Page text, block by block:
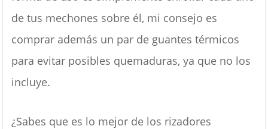
de tus mechones sobre él, mi consejo es
comprar además un par de guantes térmicos
para evitar posibles quemaduras, ya que no los
incluye.
¿Sabes que es lo mejor de los rizadores